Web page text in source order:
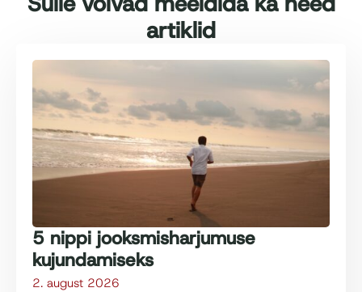
artiklid
5 nippi jooksmisharjumuse
kujundamiseks
2. august 2026